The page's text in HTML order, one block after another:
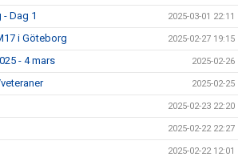
Dag 1 2025-03-01 22:11
i Göteborg 2025-02-27 19:15
- 4 mars 2025-02-26
2025-02-25
2025-02-23 22:20
2025-02-22 22:27
2025-02-22 12:01